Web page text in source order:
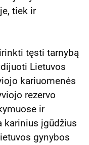
tiek ir
tęsti tarnybą
Lietuvos
kariuomenės
rezervo
ir
karinius įgūdžius
gynybos